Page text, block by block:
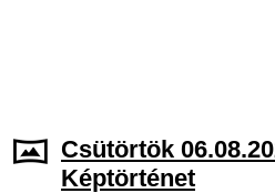
Csütörtök
Képtörténet